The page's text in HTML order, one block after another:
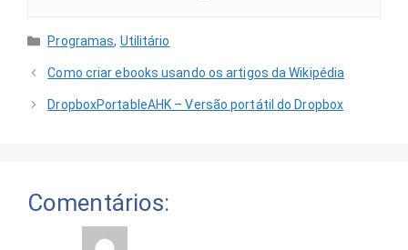
Categorias
Programas, Utilitário
Como criar ebooks usando os artigos da Wikipédia
DropboxPortableAHK – Versão portátil do Dropbox
Comentários: